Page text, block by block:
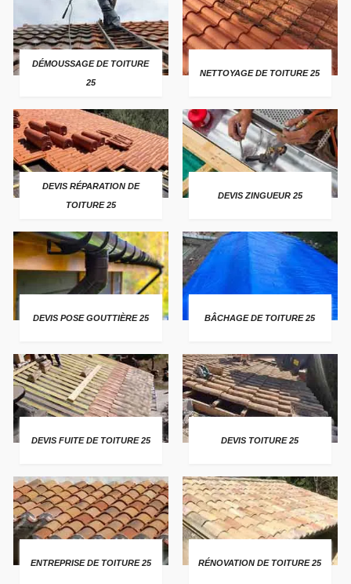
DÉMOUSSAGE DE TOITURE
25
NETTOYAGE DE TOITURE 25
DEVIS RÉPARATION DE
TOITURE 25
DEVIS ZINGUEUR 25
DEVIS POSE GOUTTIÈRE 25 BÂCHAGE DE TOITURE 25
DEVIS FUITE DE TOITURE 25 DEVIS TOITURE 25
ENTREPRISE DE TOITURE 25 RÉNOVATION DE TOITURE 25